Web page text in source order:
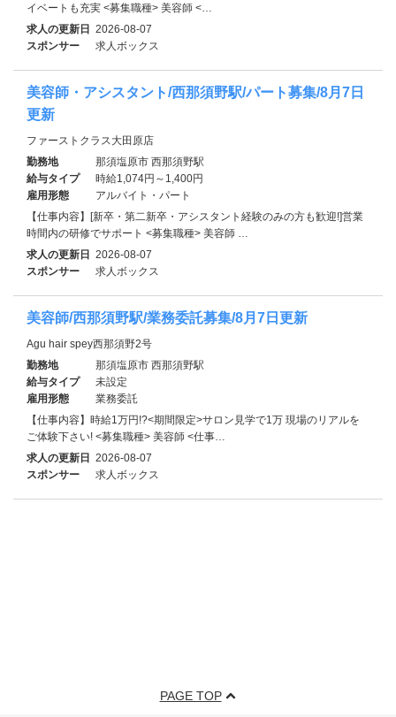
イベートも充実 <募集職種> 美容師 <…
求人の更新日 2026-08-07
スポンサー
求人ボックス
美容師・アシスタント/西那須野駅/パート募集/8月7日
更新
ファーストクラス大田原店
勤務地
那須塩原市 西那須野駅
給与タイプ
時給1,074円～1,400円
雇用形態
アルバイト・パート
【仕事内容】[新卒・第二新卒・アシスタント経験のみの方も歓迎!]営業
時間内の研修でサポート <募集職種> 美容師 …
求人の更新日 2026-08-07
スポンサー
求人ボックス
美容師/西那須野駅/業務委託募集/8月7日更新
Agu hair spey西那須野2号
勤務地
那須塩原市 西那須野駅
給与タイプ
未設定
雇用形態
業務委託
【仕事内容】時給1万円!?<期間限定>サロン見学で1万 現場のリアルを
ご体験下さい! <募集職種> 美容師 <仕事…
求人の更新日 2026-08-07
スポンサー
求人ボックス
PAGE TOP